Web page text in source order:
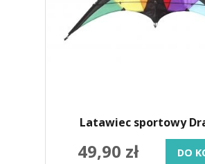
Latawiec sportowy
49,90 zł DO